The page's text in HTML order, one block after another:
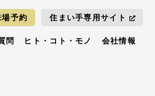
場予約 住まい手専用サイト
問 ヒト・コト・モノ 会社情報